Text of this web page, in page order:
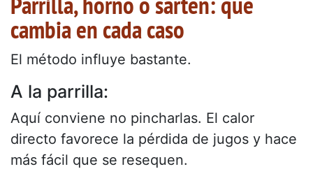
cambia en cada caso
El método influye bastante.
A la parrilla:
Aquí conviene no pincharlas. El calor
directo favorece la pérdida de jugos y hace
más fácil que se resequen.